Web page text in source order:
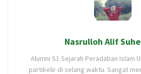
Nasrulloh Alif
Alumni S1 Sejarah Peradaban Islam
partikelir di selang waktu. Sangat